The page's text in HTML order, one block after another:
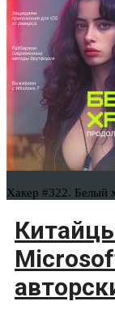
Хакер #322. Белый